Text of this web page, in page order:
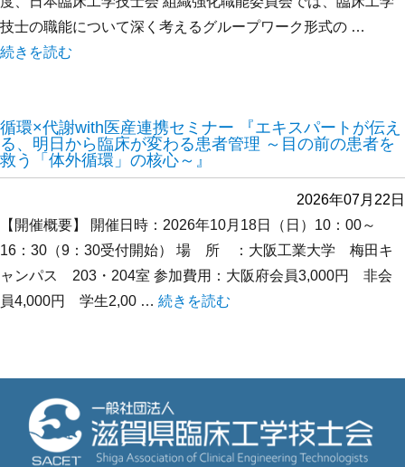
技士の職能について深く考えるグループワーク形式の …
“臨床工学技士の職能に関するワークグループ 我々の未来を
続きを読む
循環×代謝with医産連携セミナー 『エキスパートが伝え
る、明日から臨床が変わる患者管理 ～目の前の患者を
救う「体外循環」の核心～』
2026年07月22日
【開催概要】 開催日時：2026年10月18日（日）10：00～
16：30（9：30受付開始） 場 所 ：大阪工業大学 梅田キ
ャンパス 203・204室 参加費用：大阪府会員3,000円 非会
員4,000円 学生2,00 … “循環×代謝with医産連携セミナー 『
続きを読む